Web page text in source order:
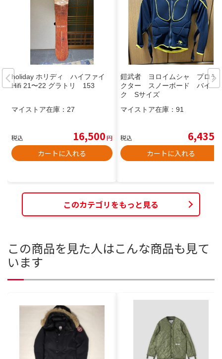
holiday ホリディ ハイファイ
Hifi 21〜22 グラトリ 153
マイストア在庫： 27
税込 16,500円
カートに入れる
鎧武者 ヨロイムシャ プロテ
クター スノーボード バイ
ク Sサイズ
マイストア在庫： 91
税込 6,435
カートに入れる
このカテゴリをもっと見る
この商品を見た人はこんな商品も見て
います